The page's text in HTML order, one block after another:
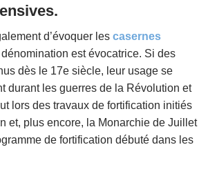
d’évoquer les casernes
est évocatrice. Si des
dès le 17e siècle, leur usage se
durant les guerres de la Révolution et
lors des travaux de fortification initiés
et, plus encore, la Monarchie de Juillet
de fortification débuté dans les